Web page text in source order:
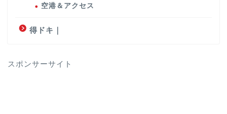
空港＆アクセス
得ドキ｜
スポンサーサイト